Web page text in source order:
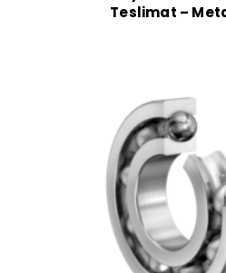
Teslimat –